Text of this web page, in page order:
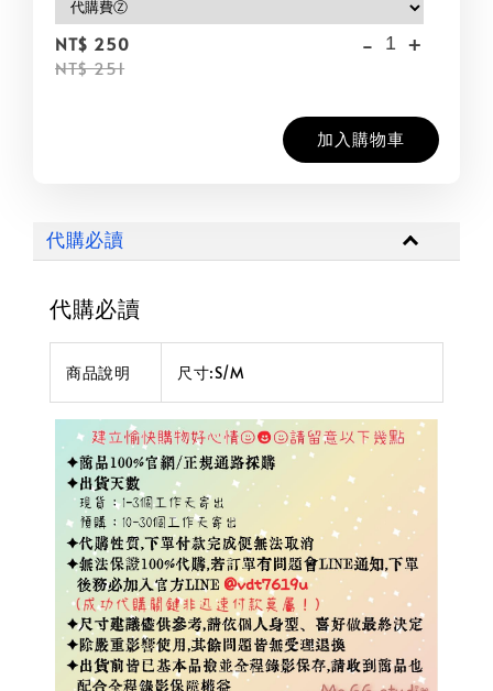
NT$ 250
NT$ 251
- +
加入購物車
代購必讀
代購必讀
商品說明 尺寸:S/M